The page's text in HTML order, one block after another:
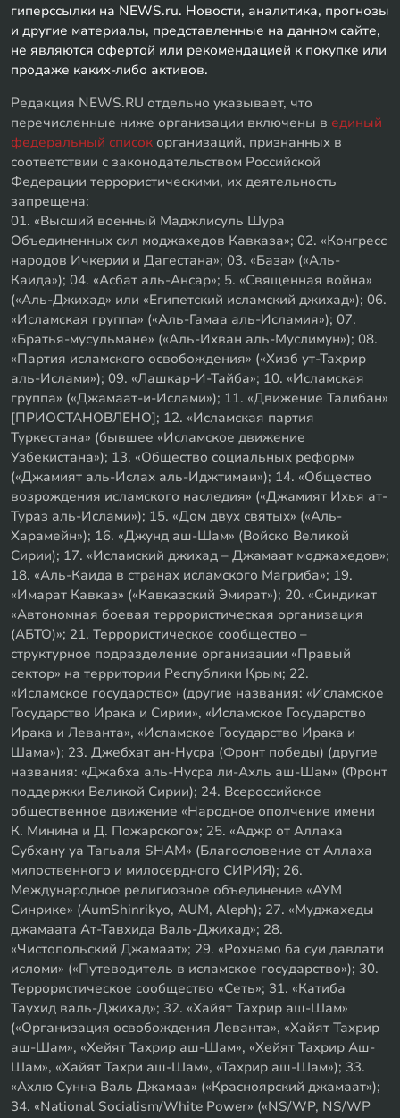
гиперссылки на NEWS.ru. Новости, аналитика, прогнозы
и другие материалы, представленные на данном сайте,
не являются офертой или рекомендацией к покупке или
продаже каких-либо активов.
Редакция NEWS.RU отдельно указывает, что
перечисленные ниже организации включены в единый
федеральный список организаций, признанных в
соответствии с законодательством Российской
Федерации террористическими, их деятельность
запрещена:
01. «Высший военный Маджлисуль Шура
Объединенных сил моджахедов Кавказа»; 02. «Конгресс
народов Ичкерии и Дагестана»; 03. «База» («Аль-
Каида»); 04. «Асбат аль-Ансар»; 5. «Священная война»
(«Аль-Джихад» или «Египетский исламский джихад»); 06.
«Исламская группа» («Аль-Гамаа аль-Исламия»); 07.
«Братья-мусульмане» («Аль-Ихван аль-Муслимун»); 08.
«Партия исламского освобождения» («Хизб ут-Тахрир
аль-Ислами»); 09. «Лашкар-И-Тайба»; 10. «Исламская
группа» («Джамаат-и-Ислами»); 11. «Движение Талибан»
[ПРИОСТАНОВЛЕНО]; 12. «Исламская партия
Туркестана» (бывшее «Исламское движение
Узбекистана»); 13. «Общество социальных реформ»
(«Джамият аль-Ислах аль-Иджтимаи»); 14. «Общество
возрождения исламского наследия» («Джамият Ихья ат-
Тураз аль-Ислами»); 15. «Дом двух святых» («Аль-
Харамейн»); 16. «Джунд аш-Шам» (Войско Великой
Сирии); 17. «Исламский джихад – Джамаат моджахедов»;
18. «Аль-Каида в странах исламского Магриба»; 19.
«Имарат Кавказ» («Кавказский Эмират»); 20. «Синдикат
«Автономная боевая террористическая организация
(АБТО)»; 21. Террористическое сообщество –
структурное подразделение организации «Правый
сектор» на территории Республики Крым; 22.
«Исламское государство» (другие названия: «Исламское
Государство Ирака и Сирии», «Исламское Государство
Ирака и Леванта», «Исламское Государство Ирака и
Шама»); 23. Джебхат ан-Нусра (Фронт победы) (другие
названия: «Джабха аль-Нусра ли-Ахль аш-Шам» (Фронт
поддержки Великой Сирии); 24. Всероссийское
общественное движение «Народное ополчение имени
К. Минина и Д. Пожарского»; 25. «Аджр от Аллаха
Субхану уа Тагьаля SHAM» (Благословение от Аллаха
милоственного и милосердного СИРИЯ); 26.
Международное религиозное объединение «АУМ
Синрике» (AumShinrikyo, AUM, Aleph); 27. «Муджахеды
джамаата Ат-Тавхида Валь-Джихад»; 28.
«Чистопольский Джамаат»; 29. «Рохнамо ба суи давлати
исломи» («Путеводитель в исламское государство»); 30.
Террористическое сообщество «Сеть»; 31. «Катиба
Таухид валь-Джихад»; 32. «Хайят Тахрир аш-Шам»
(«Организация освобождения Леванта», «Хайят Тахрир
аш-Шам», «Хейят Тахрир аш-Шам», «Хейят Тахрир Аш-
Шам», «Хайят Тахри аш-Шам», «Тахрир аш-Шам»); 33.
«Ахлю Сунна Валь Джамаа» («Красноярский джамаат»);
34. «National Socialism/White Power» («NS/WP, NS/WP